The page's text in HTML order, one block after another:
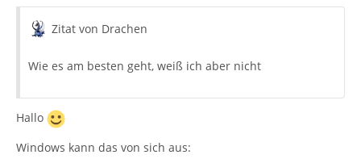
Zitat von Drachen
Wie es am besten geht, weiß ich aber nicht
Hallo
Windows kann das von sich aus: